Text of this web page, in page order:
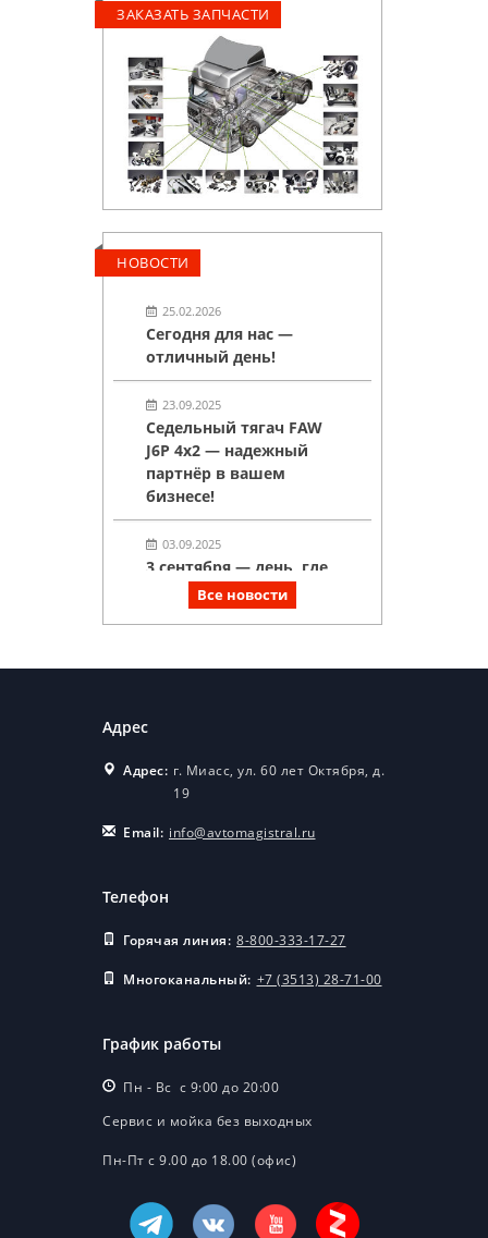
ЗАКАЗАТЬ ЗАПЧАСТИ
НОВОСТИ
25.02.2026
Сегодня для нас —
отличный день!
23.09.2025
Седельный тягач FAW
J6P 4х2 — надежный
партнёр в вашем
бизнесе!
03.09.2025
3 сентября — день, где
горят костры рябин, а у
нас горят скидки на
Спецтехника на шасси
производства
«Автомагистраль-
Сегодня состоялась
FAW нашим
клиентам!
ВНИМАНИЕ! МЫ
НОВОЕ И ОЧЕНЬ
ИНТЕРЕСНОЕ—
ВНИМАНИЕ! МЫ
НОВОЕ И ОЧЕНЬ
Все новости
Адрес
Адрес: г. Миасс, ул. 60 лет Октября, д.
19
Email: info@avtomagistral.ru
Телефон
Горячая линия: 8-800-333-17-27
Многоканальный: +7 (3513) 28-71-00
График работы
Пн - Вс с 9:00 до 20:00
Сервис и мойка без выходных
Пн-Пт с 9.00 до 18.00 (офис)